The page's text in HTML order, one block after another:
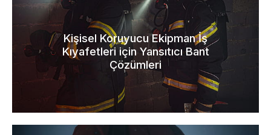
Kişisel Koruyucu Ekipman İş
Kıyafetleri için Yansıtıcı Bant
Çözümleri